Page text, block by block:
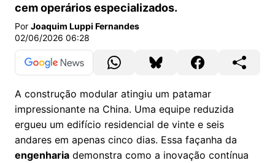
cem operários especializados.
Por Joaquim Luppi Fernandes
02/06/2026 06:28
A construção modular atingiu um patamar
impressionante na China. Uma equipe reduzida
ergueu um edifício residencial de vinte e seis
andares em apenas cinco dias. Essa façanha da
engenharia demonstra como a inovação contínua